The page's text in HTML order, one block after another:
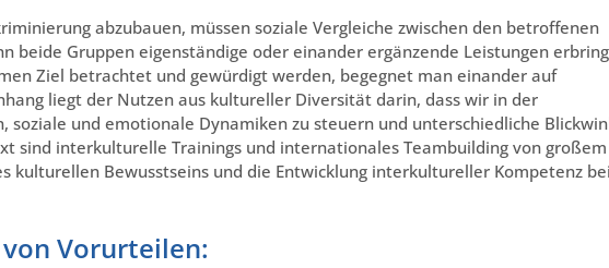
abzubauen, müssen soziale Vergleiche zwischen den betroffenen
beide Gruppen eigenständige oder einander ergänzende Leistungen
Ziel betrachtet und gewürdigt werden, begegnet man einander auf
liegt der Nutzen aus kultureller Diversität darin, dass wir in der
soziale und emotionale Dynamiken zu steuern und unterschiedliche
sind interkulturelle Trainings und internationales Teambuilding von großem
kulturellen Bewusstseins und die Entwicklung interkultureller Kompetenz bei
Vorurteilen: